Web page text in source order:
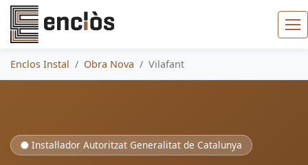
Enclos Instal Obra Nova Vilafant
Instal·lador Autoritzat Generalitat de Catalunya